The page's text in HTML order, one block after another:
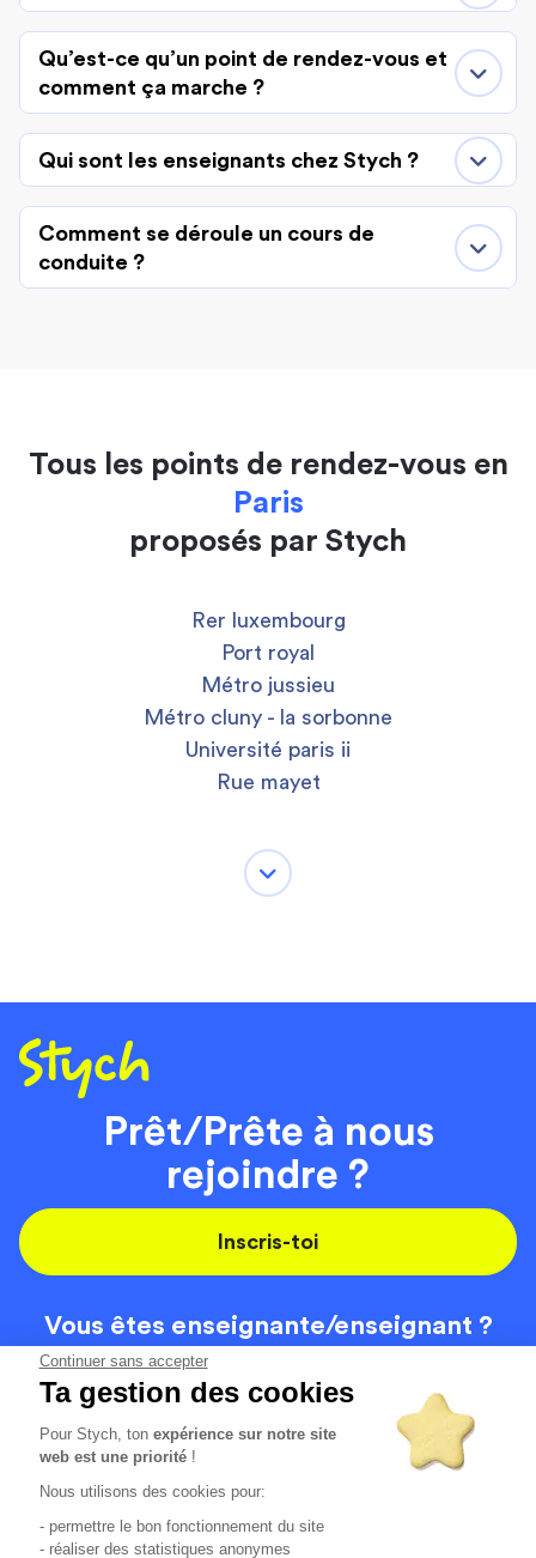
Continuer sans accepter
Ta gestion des cookies
Pour Stych, tonexpérience sur notre site
web est une priorité !
Nous utilisons des cookies pour:
- permettre le bon fonctionnement du site
- réaliser des statistiques anonymes
Qu’est-ce qu’un point de rendez-vous et
comment ça marche ?
Qui sont les enseignants chez Stych ?
Comment se déroule un cours de
conduite ?
Tous les points de rendez-vous en
Paris
proposés par Stych
Rer luxembourg
Port royal
Métro jussieu
Métro cluny - la sorbonne
Université paris ii
Rue mayet
Prêt/Prête à nous
rejoindre ?
Inscris-toi
Vous êtes enseignante/enseignant ?
On recrute
Code de la route
Localisation
Contact